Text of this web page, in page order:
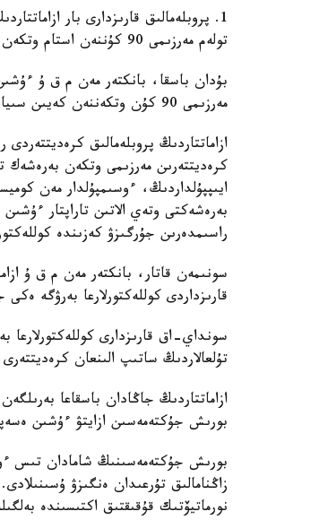
1. پروبلەمالىق قارىزدارى بار
تولەم مەرزىمى 90 كۇننەن استام وتكەن كرەديتتەر بويىنشا ولارعا كرەديتتەر بەرۋىنە تىيىم سالىنادى.
بۇدان باسقا، بانكتەر مەن م ق ۇ
مەرزىمى 90 كۇن وتكەننەن كەيىن سىياقى ەسەپتەۋگە تىيىم سالىنادى.
ازاماتتاردىڭ پروبلەمالىق
كرەديتتەرىن مەرزىمى وتكەن
ايىپپۇلداردىڭ، ءوسىمپۇلدار مەن
بەرەشەكتى وتەي الاتىن تاراپتار
راسىمدەرىن جۇرگىزۋ كەزىندە
سونىمەن قاتار، بانكتەر مەن م ق ۇ
قارىزداردى كوللەكتورلارعا بەرۋگە ەكى جىلدىق موراتوري (2026 -جىلعى
سونداي-اق قارىزدارى كوللەكتورلارعا
تۇلعالاردىڭ ساتىپ الىنعان
ازاماتتاردىڭ جاڭادان باسقاعا
بورىش جۇكتەمەسىن ازايتۋ ءۇشىن
بورىش جۇكتەمەسىنىڭ شامادان تىس
زاڭنامالىق تۇرعىدان ەنگىزۋ